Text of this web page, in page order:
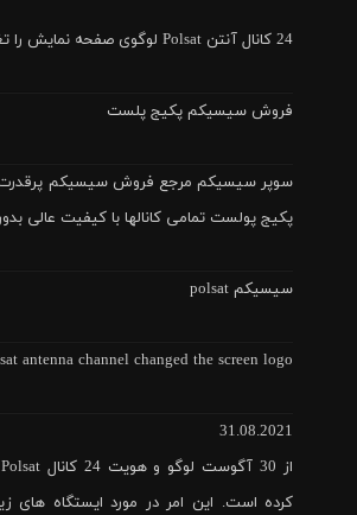
24 کانال آنتن Polsat لوگوی صفحه نمایش را تغییر دادند.
فروش سیسیکم پکیج پلست
سوپر سیسیکم مرجع فروش سیسیکم پرقدرت
پکیج پولست تمامی کانالها با کیفیت عالی
سیسیکم polsat
antenna channel changed the screen logo
31.08.2021
کرده است. این امر در مورد ایستگاه های